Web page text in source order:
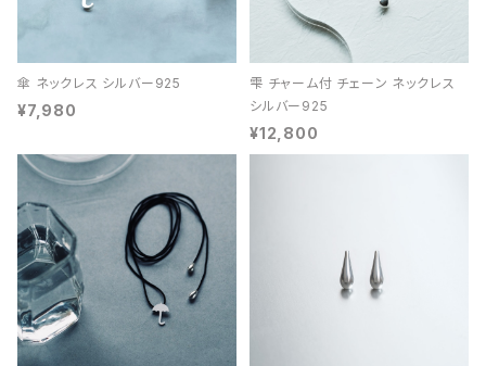
傘 ネックレス シルバー925
¥7,980
雫 チャーム付 チェーン ネックレス
シルバー925
¥12,800